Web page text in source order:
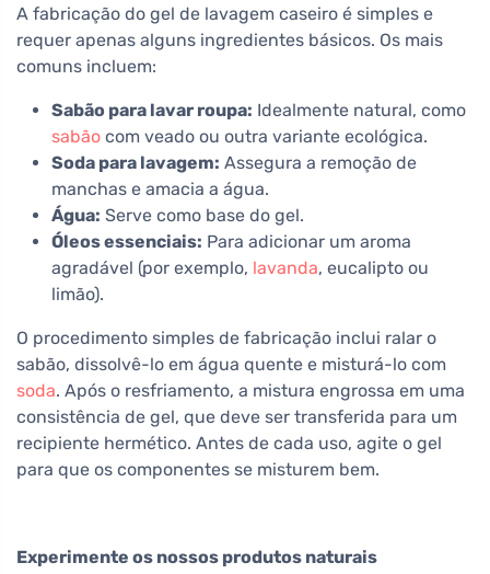
A fabricação do gel de lavagem caseiro é simples e
requer apenas alguns ingredientes básicos. Os mais
comuns incluem:
Sabão para lavar roupa: Idealmente natural, como
sabão com veado ou outra variante ecológica.
Soda para lavagem: Assegura a remoção de
manchas e amacia a água.
Água: Serve como base do gel.
Óleos essenciais: Para adicionar um aroma
agradável (por exemplo, lavanda, eucalipto ou
limão).
O procedimento simples de fabricação inclui ralar o
sabão, dissolvê-lo em água quente e misturá-lo com
soda. Após o resfriamento, a mistura engrossa em uma
consistência de gel, que deve ser transferida para um
recipiente hermético. Antes de cada uso, agite o gel
para que os componentes se misturem bem.
Experimente os nossos produtos naturais